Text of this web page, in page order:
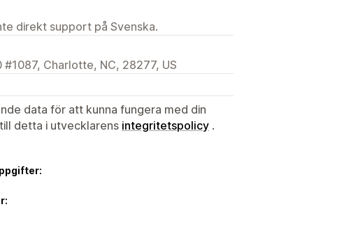
direkt support på Svenska.
Charlotte, NC, 28277, US
data för att kunna fungera med din
detta i utvecklarens integritetspolicy .